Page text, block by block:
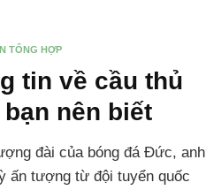
TỔNG HỢP
tin về cầu thủ
nên biết
đài của bóng đá Đức, anh
ấn tượng từ đội tuyển quốc